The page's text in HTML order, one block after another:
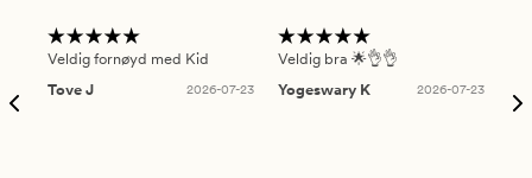
Veldig fornøyd med Kid
Tove J
2026-07-23
Veldig bra 🌟👌👌
Yogeswary K
2026-07-23